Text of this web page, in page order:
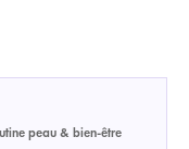
peau & bien-être